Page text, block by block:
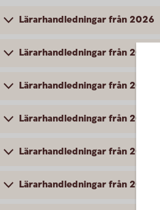
Lärarhandledningar från 2026
Lärarhandledningar från 2025
Lärarhandledningar från 2024
Lärarhandledningar från 2023
Lärarhandledningar från 2022
Lärarhandledningar från 2021